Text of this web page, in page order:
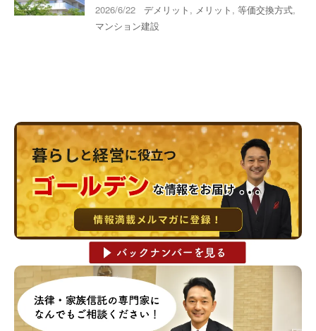
2026/6/22 デメリット , メリット , 等価交換方式,
マンション建設